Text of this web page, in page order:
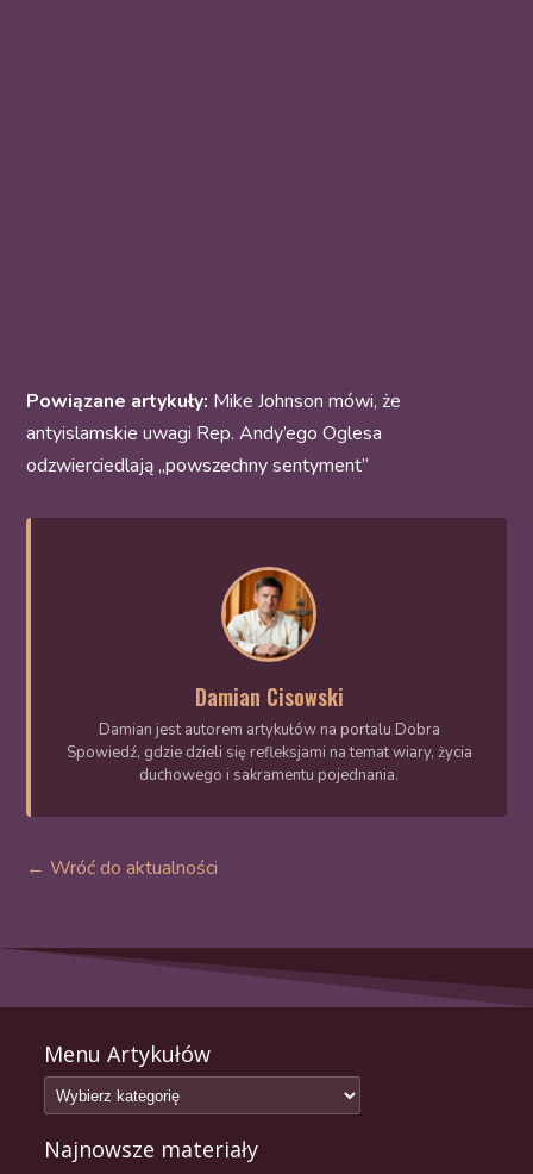
Powiązane artykuły: Mike Johnson mówi, że
antyislamskie uwagi Rep. Andy’ego Oglesa
odzwierciedlają „powszechny sentyment”
Damian Cisowski
Damian jest autorem artykułów na portalu Dobra
Spowiedź, gdzie dzieli się refleksjami na temat wiary, życia
duchowego i sakramentu pojednania.
← Wróć do aktualności
Menu Artykułów
Najnowsze materiały